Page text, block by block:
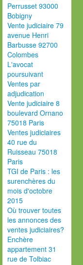
Perrusset 93000
Bobigny
Vente judiciaire 79
avenue Henri
Barbusse 92700
Colombes
L'avocat
poursuivant
Ventes par
adjudication
Vente judiciaire 8
boulevard Ornano
75018 Paris
Ventes judiciaires
40 rue du
Ruisseau 75018
Paris
TGI de Paris : les
surenchères du
mois d'octobre
2015
Où trouver toutes
les annonces des
ventes judiciaires?
Enchère
appartement 31
rue de Tolbiac